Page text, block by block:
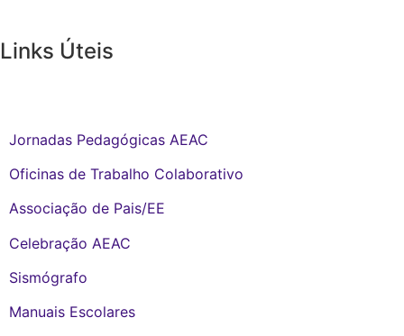
Links Úteis
Jornadas Pedagógicas AEAC
Oficinas de Trabalho Colaborativo
Associação de Pais/EE
Celebração AEAC
Sismógrafo
Manuais Escolares